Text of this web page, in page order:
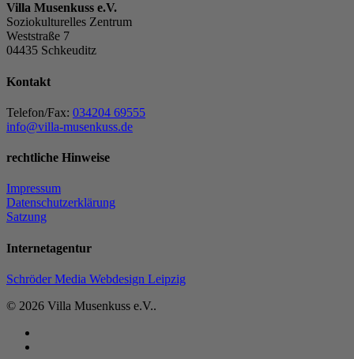
Villa Musenkuss e.V.
Soziokulturelles Zentrum
Weststraße 7
04435 Schkeuditz
Kontakt
Telefon/Fax: 034204 69555
info@villa-musenkuss.de
rechtliche Hinweise
Impressum
Datenschutzerklärung
Satzung
Internetagentur
Schröder Media Webdesign Leipzig
© 2026 Villa Musenkuss e.V..